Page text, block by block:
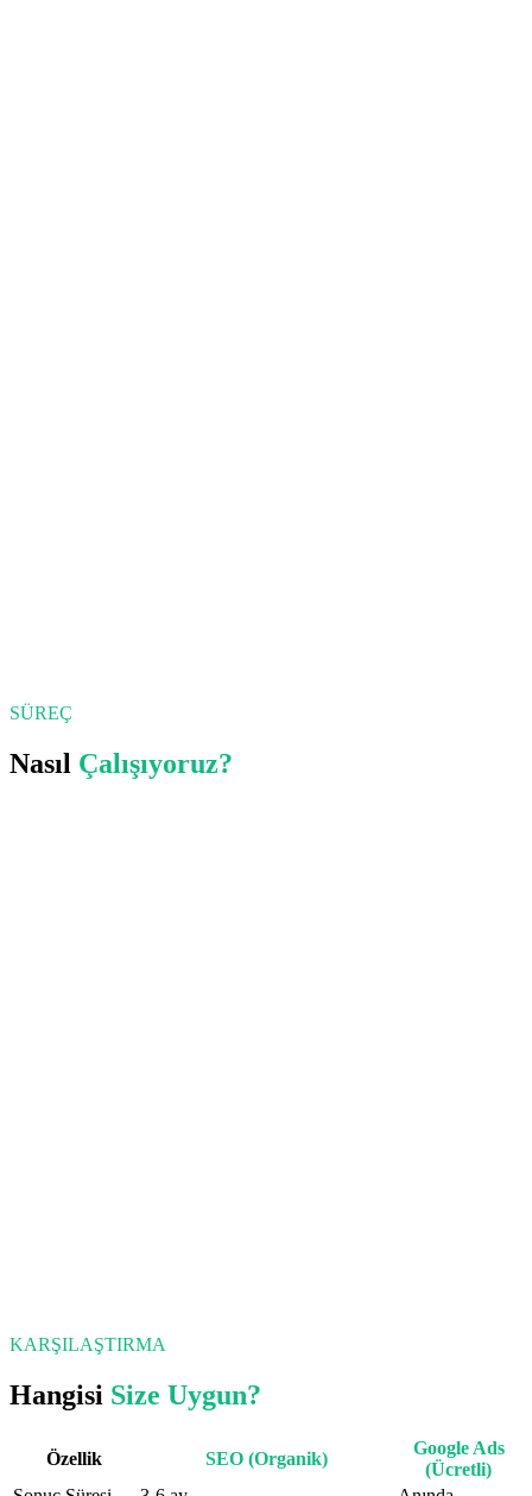
SÜREÇ
Nasıl Çalışıyoruz?
KARŞILAŞTIRMA
Hangisi Size Uygun?
Özellik SEO (Organik)
Google Ads
(Ücretli)